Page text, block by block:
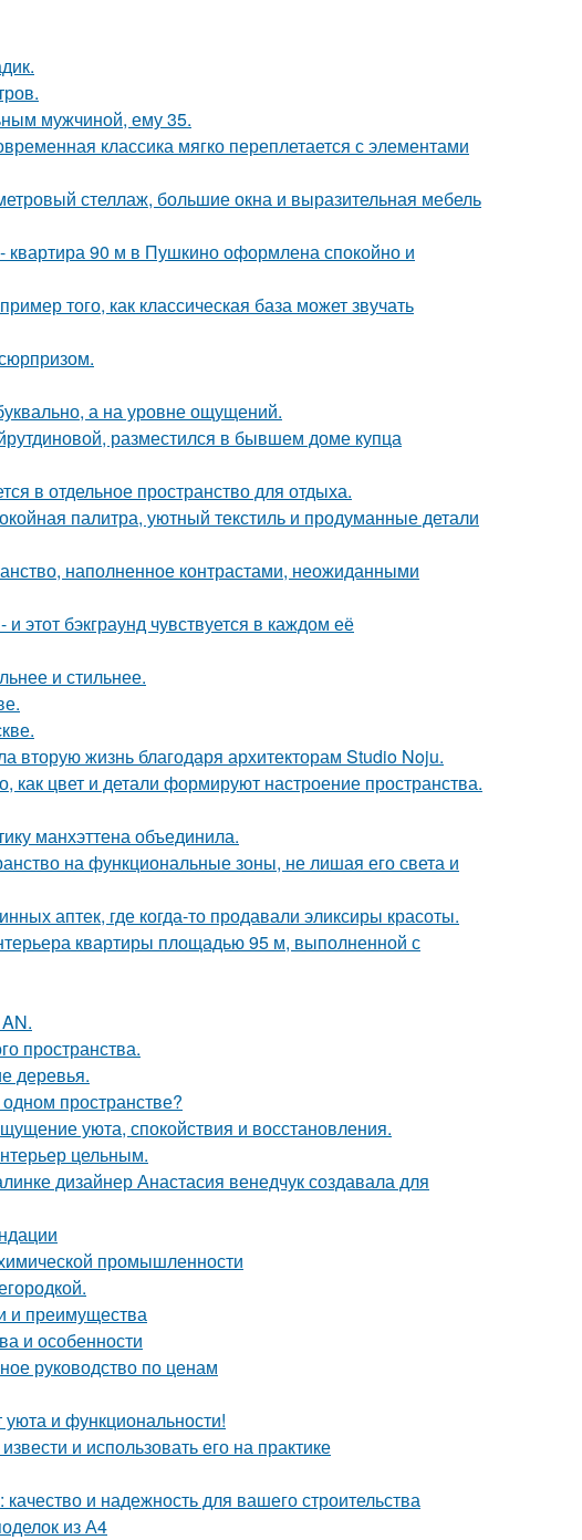
мужчиной, ему 35.
классика мягко переплетается с элементами
стеллаж, большие окна и выразительная мебель
квартира 90 м в Пушкино оформлена спокойно и
того, как классическая база может звучать
а на уровне ощущений.
разместился в бывшем доме купца
в отдельное пространство для отдыха.
палитра, уютный текстиль и продуманные детали
наполненное контрастами, неожиданными
бэкграунд чувствуется в каждом её
и стильнее.
вторую жизнь благодаря архитекторам Studio Noju.
как цвет и детали формируют настроение пространства.
манхэттена объединила.
на функциональные зоны, не лишая его света и
аптек, где когда-то продавали эликсиры красоты.
квартиры площадью 95 м, выполненной с
пространства.
деревья.
пространстве?
уюта, спокойствия и восстановления.
цельным.
дизайнер Анастасия венедчук создавала для
промышленности
и преимущества
и особенности
руководство по ценам
и функциональности!
и использовать его на практике
и надежность для вашего строительства
из А4